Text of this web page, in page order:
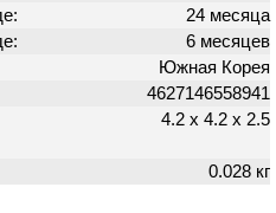
24 месяца
6 месяцев
Южная Корея
4627146558941
4.2 х 4.2 х 2.5
0.028 кг